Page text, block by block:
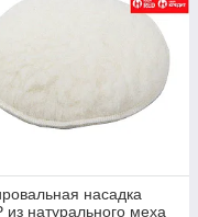
насадка
натурального меха